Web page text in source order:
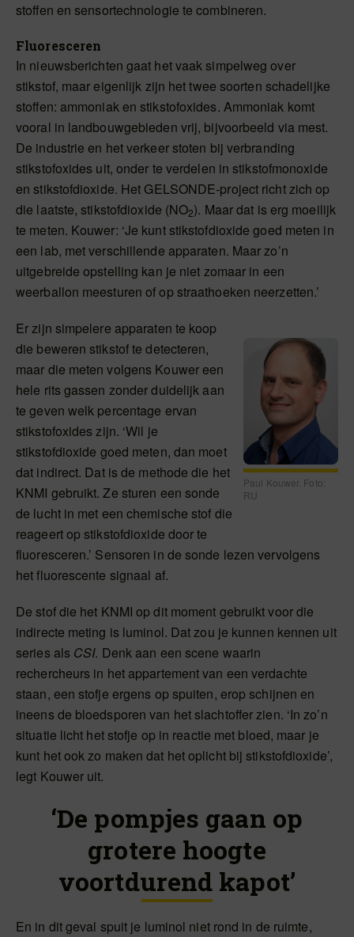
stoffen en sensortechnologie te combineren.
Fluoresceren
In nieuwsberichten gaat het vaak simpelweg over
stikstof, maar eigenlijk zijn het twee soorten schadelijke
stoffen: ammoniak en stikstofoxides. Ammoniak komt
vooral in landbouwgebieden vrij, bijvoorbeeld via mest.
De industrie en het verkeer stoten bij verbranding
stikstofoxides uit, onder te verdelen in stikstofmonoxide
en stikstofdioxide. Het GELSONDE-project richt zich op
die laatste, stikstofdioxide (NO2). Maar dat is erg moeilijk
te meten. Kouwer: ‘Je kunt stikstofdioxide goed meten in
een lab, met verschillende apparaten. Maar zo’n
uitgebreide opstelling kan je niet zomaar in een
weerballon meesturen of op straathoeken neerzetten.’
Paul Kouwer. Foto:
RU
Er zijn simpelere apparaten te koop
die beweren stikstof te detecteren,
maar die meten volgens Kouwer een
hele rits gassen zonder duidelijk aan
te geven welk percentage ervan
stikstofoxides zijn. ‘Wil je
stikstofdioxide goed meten, dan moet
dat indirect. Dat is de methode die het
KNMI gebruikt. Ze sturen een sonde
de lucht in met een chemische stof die
reageert op stikstofdioxide door te
fluoresceren.’ Sensoren in de sonde lezen vervolgens
het fluorescente signaal af.
De stof die het KNMI op dit moment gebruikt voor die
indirecte meting is luminol. Dat zou je kunnen kennen uit
series als CSI. Denk aan een scene waarin
rechercheurs in het appartement van een verdachte
staan, een stofje ergens op spuiten, erop schijnen en
ineens de bloedsporen van het slachtoffer zien. ‘In zo’n
situatie licht het stofje op in reactie met bloed, maar je
kunt het ook zo maken dat het oplicht bij stikstofdioxide’,
legt Kouwer uit.
‘De pompjes gaan op
grotere hoogte
voortdurend kapot’
En in dit geval spuit je luminol niet rond in de ruimte,